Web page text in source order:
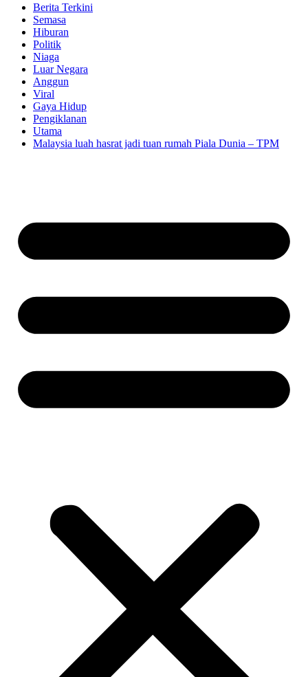
Berita Terkini
Semasa
Hiburan
Politik
Niaga
Luar Negara
Anggun
Viral
Gaya Hidup
Pengiklanan
Utama
Malaysia luah hasrat jadi tuan rumah Piala Dunia – TPM